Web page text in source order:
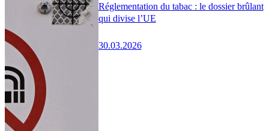
Réglementation du tabac : le dossier brûlant
qui divise l’UE
30.03.2026